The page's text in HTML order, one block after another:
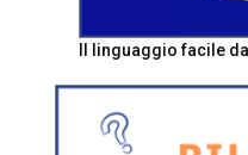
Il linguaggio facile